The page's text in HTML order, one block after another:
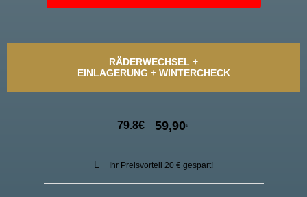
RÄDERWECHSEL +
EINLAGERUNG + WINTERCHECK
79.8€ 59,90€
Ihr Preisvorteil 20 € gespart!